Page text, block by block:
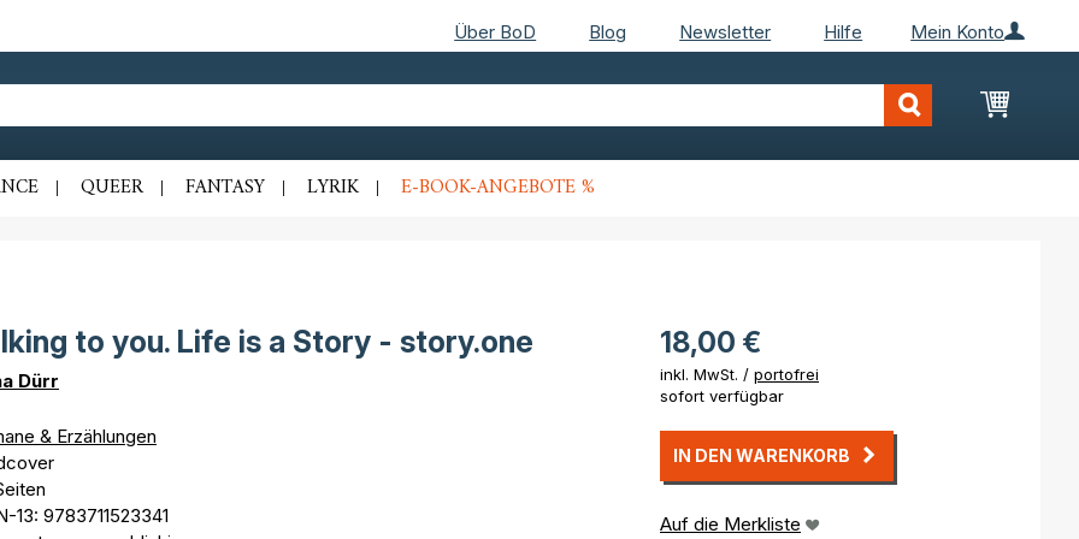
Mein Konto
Über BoD Blog Newsletter Hilfe
Mein
QUEER FANTASY LYRIK E-BOOK-ANGEBOTE %
to you. Life is a Story - story.one
Dürr
& Erzählungen
13: 9783711523341
18,00 €
inkl. MwSt. / portofrei
sofort verfügbar
IN DEN WARENKORB
Auf die Merkliste